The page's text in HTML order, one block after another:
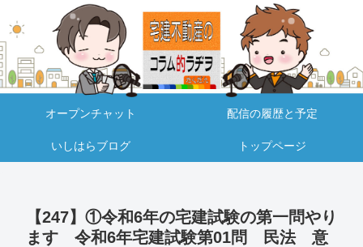
オープンチャット 配信の履歴と予定
いしはらブログ トップページ
【247】①令和6年の宅建試験の第一問やり
ます 令和6年宅建試験第01問 民法 意